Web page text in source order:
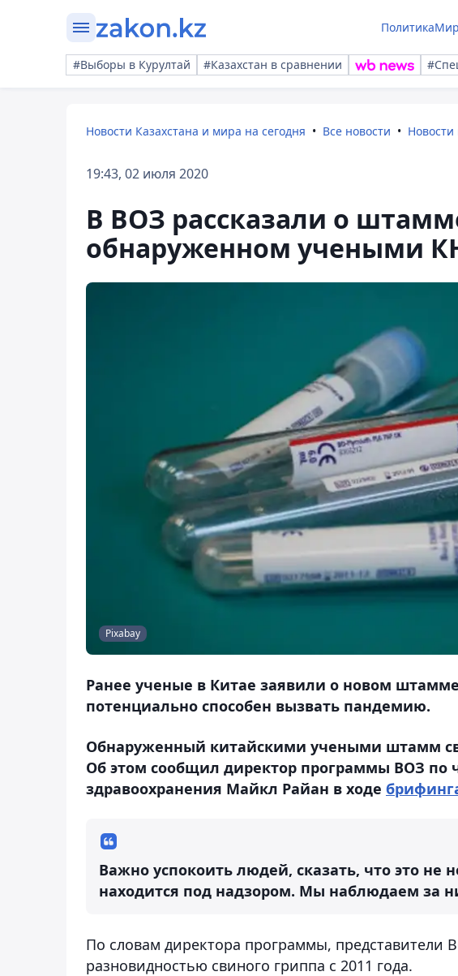
ПолитикаМир
#Выборы в Курултай #Казахстан в сравнении
Новости Казахстана и мира на сегодня Все новости
19:43, 02 июля 2020
В ВОЗ рассказали о
обнаруженном учеными
Pixabay
Ранее ученые в Китае заявили о новом
потенциально способен вызвать пандемию.
Обнаруженный китайскими учеными штамм
Об этом сообщил директор программы ВОЗ по
здравоохранения Майкл Райан в ходе
Важно успокоить людей, сказать, что это не
находится под надзором. Мы наблюдаем за
По словам директора программы, представители
разновидностью свиного гриппа c 2011 года.